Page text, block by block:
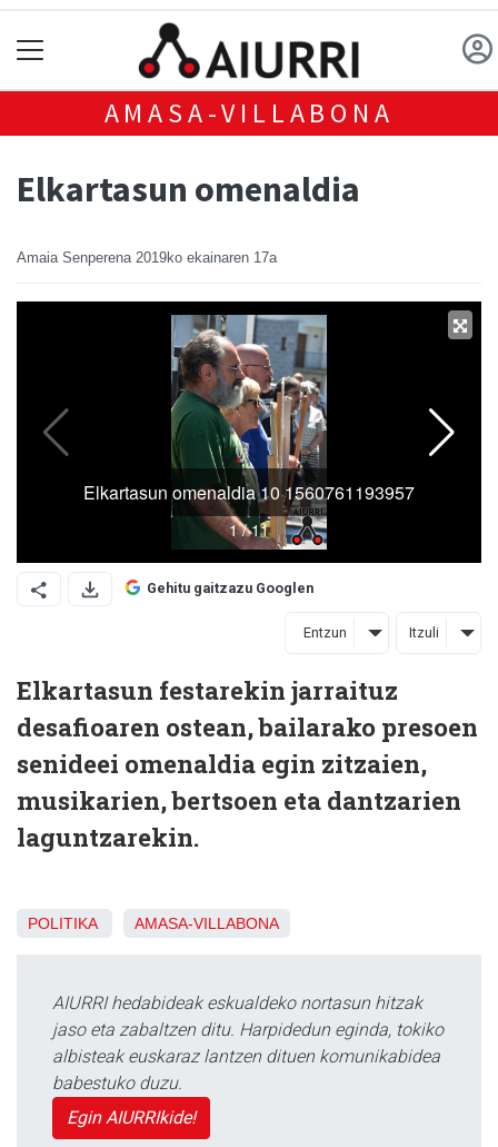
AMASA-VILLABONA
Elkartasun omenaldia
Amaia Senperena 2019ko ekainaren 17a
Gehitu gaitzazu Googlen
Entzun Itzuli
Elkartasun festarekin jarraituz
desafioaren ostean, bailarako presoen
senideei omenaldia egin zitzaien,
musikarien, bertsoen eta dantzarien
laguntzarekin.
POLITIKA AMASA-VILLABONA
AIURRI hedabideak eskualdeko nortasun hitzak
jaso eta zabaltzen ditu. Harpidedun eginda, tokiko
albisteak euskaraz lantzen dituen komunikabidea
babestuko duzu.
Egin AIURRIkide!